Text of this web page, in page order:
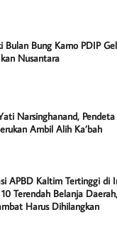
Bulan Bung Karno PDIP
Nusantara
Narsinghanand,
Ambil Alih Ka’bah
APBD Kaltim Tertinggi di
Terendah Belanja
Harus Dihilangkan